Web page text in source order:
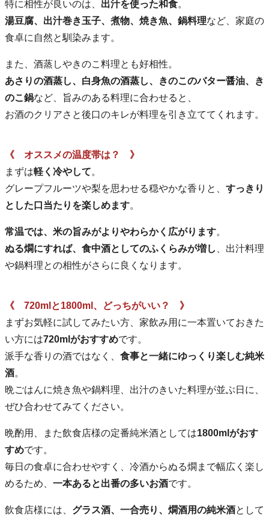
特に相性が良いのは、 出汁を使った和食。
湯豆腐、出汁巻き玉子、煮物、焼き魚、鍋料理など、家庭の
食卓に自然と馴染みます。
また、酒蒸しやきのこ料理とも好相性。
あさりの酒蒸し、白身魚の酒蒸し、きのこのバター醤油、き
のこ鍋など、旨みのある料理に合わせると、
お酒のクリアさと後口のキレが料理を引き立ててくれます。
《 オススメの温度帯は？ 》
まずは軽く冷やして。
グレープフルーツや梨を思わせる穏やかな香りと、 すっきり
とした口当たりを楽しめます。
常温では、米の旨みがよりやわらかく広がります。
ぬる燗にすれば、食中酒としてのふくらみが増し
、出汁料理
や鍋料理との相性がさらに良くなります。
《 720mlと1800ml、どっちがいい？ 》
まずお気軽に試してみたい方、家飲み用に一本置いておきた
い方には720mlがおすすめです。
派手な香りの酒ではなく、 食事と一緒にゆっくり楽しむ純米
酒。
晩ごはんに焼き魚や鍋料理、出汁のきいた料理が並ぶ日に、
ぜひ合わせてみてください。
晩酌用、また飲食店様の定番純米酒としては1800mlがおす
すめです。
毎日の食卓に合わせやすく、冷酒からぬる燗まで幅広く楽し
めるため、 一本あると出番の多いお酒です。
飲食店様には、 グラス酒、一合売り、燗酒用の純米酒として